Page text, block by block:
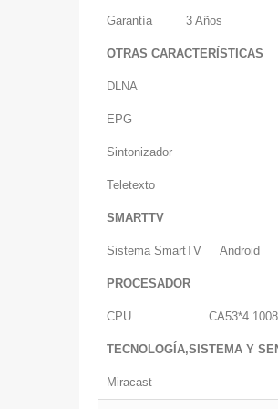
Garantía 3 Años
OTRAS CARACTERÍSTICAS
DLNA
EPG
Sintonizador
Teletexto
SMARTTV
Sistema SmartTV Android
PROCESADOR
CPU CA53*4
TECNOLOGÍA,SISTEMA Y
Miracast